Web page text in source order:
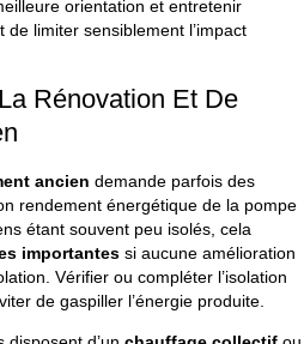
orientation et entretenir
de limiter sensiblement l’impact
Rénovation Et De
ancien demande parfois des
rendement énergétique de la pompe
étant souvent peu isolés, cela
importantes si aucune amélioration
Vérifier ou compléter l’isolation
de gaspiller l’énergie produite.